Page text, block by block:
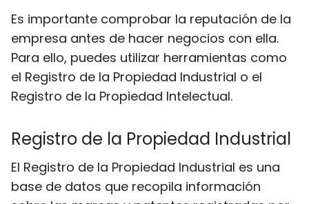
Es importante comprobar la reputación de la
empresa antes de hacer negocios con ella.
Para ello, puedes utilizar herramientas como
el Registro de la Propiedad Industrial o el
Registro de la Propiedad Intelectual.
Registro de la Propiedad Industrial
El Registro de la Propiedad Industrial es una
base de datos que recopila información